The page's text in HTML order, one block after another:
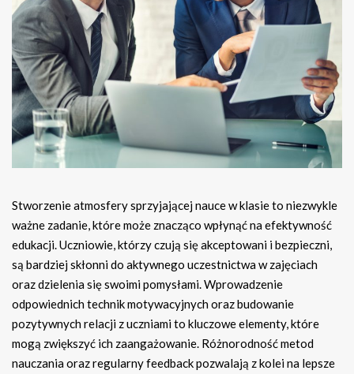
Stworzenie atmosfery sprzyjającej nauce w klasie to niezwykle
ważne zadanie, które może znacząco wpłynąć na efektywność
edukacji. Uczniowie, którzy czują się akceptowani i bezpieczni,
są bardziej skłonni do aktywnego uczestnictwa w zajęciach
oraz dzielenia się swoimi pomysłami. Wprowadzenie
odpowiednich technik motywacyjnych oraz budowanie
pozytywnych relacji z uczniami to kluczowe elementy, które
mogą zwiększyć ich zaangażowanie. Różnorodność metod
nauczania oraz regularny feedback pozwalają z kolei na lepsze